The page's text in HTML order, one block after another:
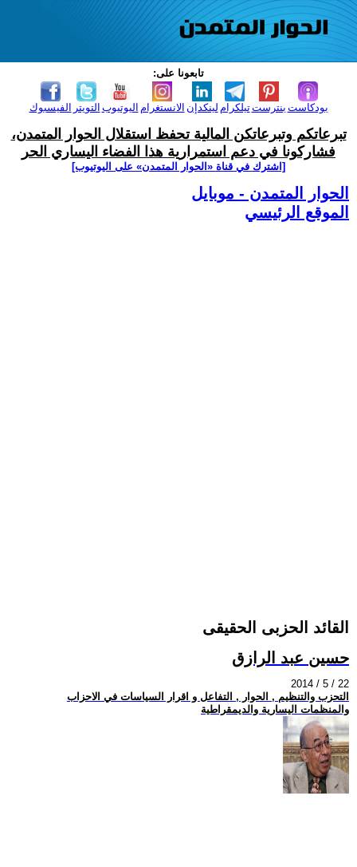
تابعونا على:
الفيسبوك التويتر اليوتيوب الانستغرام لينكدإن تيلكرامبنترست بودكاست
تبرعاتكم وتبرعاتكن المالية تحفظ استقلال الحوار المتمدن،
فشاركونا في دعم استمرارية هذا الفضاء اليساري الحر
[اشترك في قناة ‫«الحوار المتمدن» على اليوتيوب]
الحوار المتمدن - موبايل
الموقع الرئيسي
القائد الحزبى الحقيقى
حسين عبد الرازق
2014 / 5 / 22
التحزب والتنظيم , الحوار , التفاعل و اقرار السياسات في الاحزاب
والمنظمات اليسارية والديمقراطية